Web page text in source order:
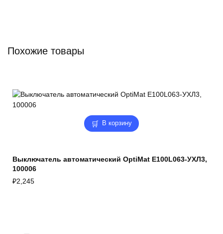
Похожие товары
В корзину
Выключатель автоматический OptiMat E100L063-УХЛ3,
100006
₽2,245